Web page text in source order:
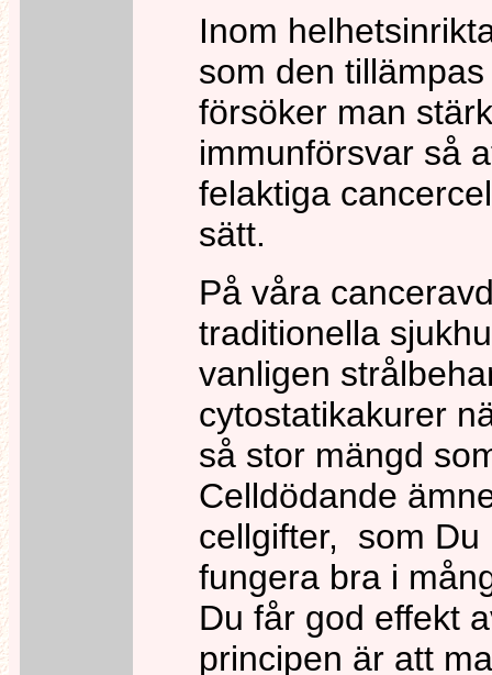
Inom
som den
försöker man
immunförsvar så
felaktiga
sätt.
På våra
traditionella
vanligen
cytostatikakurer
så stor mängd
Celldödande
cellgifter, som Du
fungera bra i
Du får god effekt
principen är att